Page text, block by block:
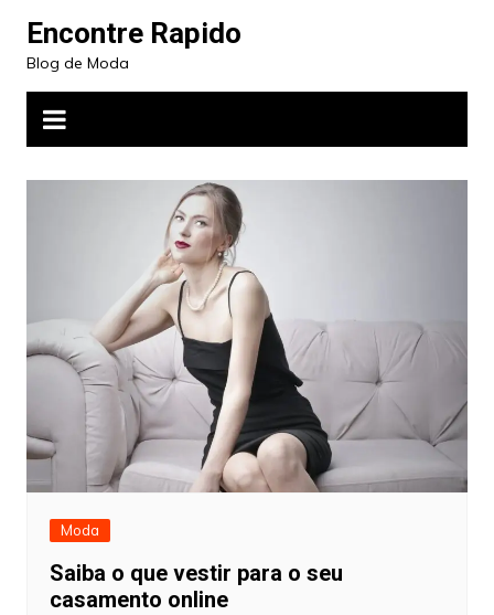
para
conteúdo
Encontre Rapido
Blog de Moda
Moda
Saiba o que vestir para o seu
casamento online